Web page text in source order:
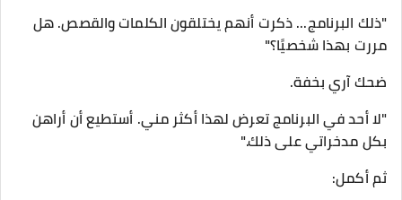
"ذلك البرنامج... ذكرت أنهم يختلقون الكلمات والقصص. هل
مررت بهذا شخصيًا؟"
ضحك آري بخفة.
"لا أحد في البرنامج تعرض لهذا أكثر مني. أستطيع أن أراهن
بكل مدخراتي على ذلك."
ثم أكمل: